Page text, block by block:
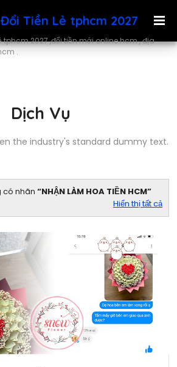
Tiền Lẻ tphcm 2027
tphcm 2027 ,đổi tiền mới online hcm , địa
.
Dịch Vụ
the industry's standard dummy text.
có nhãn
NHẬN LÀM HOA TIỀN HCM
Hiển thị tất cả